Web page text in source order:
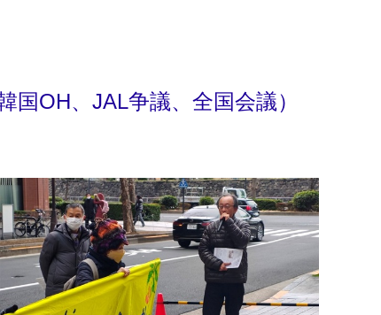
OH、JAL争議、全国会議）